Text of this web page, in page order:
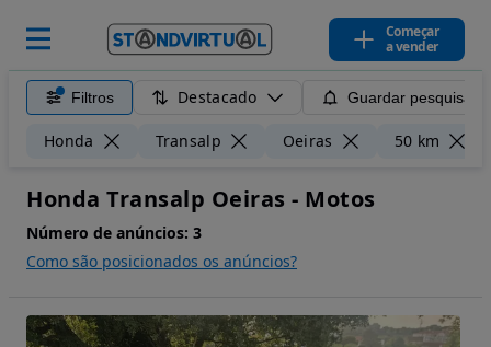
Começar
a vender
Filtros Destacado Guardar pesquisa
Honda Transalp Oeiras 50 km
Honda Transalp Oeiras - Motos
Número de anúncios: 3
Como são posicionados os anúncios?